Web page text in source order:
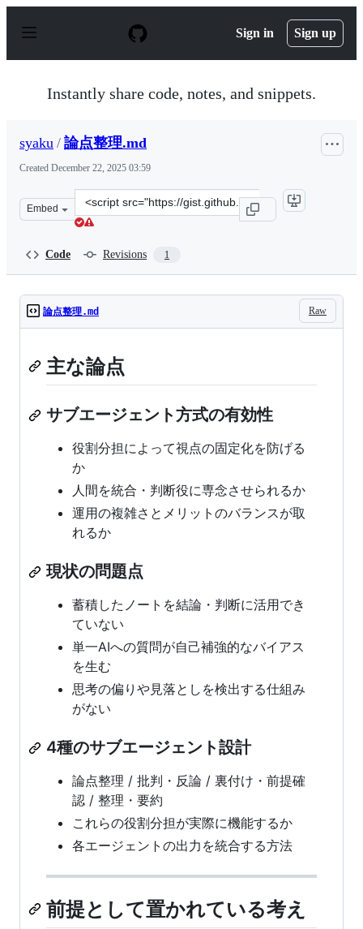
p
Sign in Sign up
Instantly share code, notes, and snippets.
syaku / 論点整理.md
Created December 22, 2025 03:59
Embed
Clone
this
Code Revisions 1
Raw
論点整理.md
主な論点
サブエージェント方式の有効性
役割分担によって視点の固定化を防げる
か
人間を統合・判断役に専念させられるか
運用の複雑さとメリットのバランスが取
れるか
現状の問題点
蓄積したノートを結論・判断に活用でき
ていない
単一AIへの質問が自己補強的なバイアス
を生む
思考の偏りや見落としを検出する仕組み
がない
4種のサブエージェント設計
論点整理 / 批判・反論 / 裏付け・前提確
認 / 整理・要約
これらの役割分担が実際に機能するか
各エージェントの出力を統合する方法
前提として置かれている考え